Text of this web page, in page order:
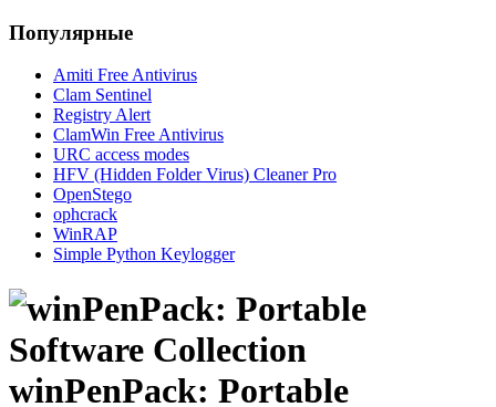
Популярные
Amiti Free Antivirus
Clam Sentinel
Registry Alert
ClamWin Free Antivirus
URC access modes
HFV (Hidden Folder Virus) Cleaner Pro
OpenStego
ophcrack
WinRAP
Simple Python Keylogger
winPenPack: Portable